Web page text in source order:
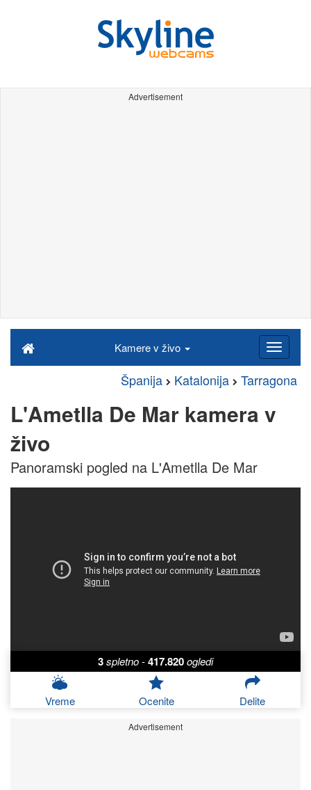
Advertisement
Kamere v živo
Španija Katalonija Tarragona
L'Ametlla De Mar kamera v
živo
Panoramski pogled na L'Ametlla De Mar
3spletno-417.820ogledi
Vreme Ocenite Delite
Advertisement